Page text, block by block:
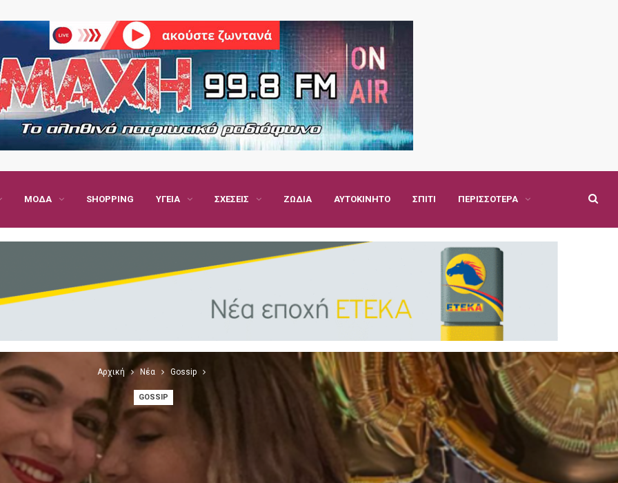
ΜΌΔΑ SHOPPING ΥΓΕΊΑ ΣΧΈΣΕΙΣ ΖΏΔΙΑ ΑΥΤΟΚΊΝΗΤΟ ΣΠΊΤΙ ΠΕΡΙΣΣΌΤΕΡΑ
Αρχική Νέα Gossip
GOSSIP